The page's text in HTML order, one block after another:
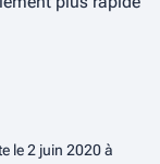
le 2 juin 2020 à